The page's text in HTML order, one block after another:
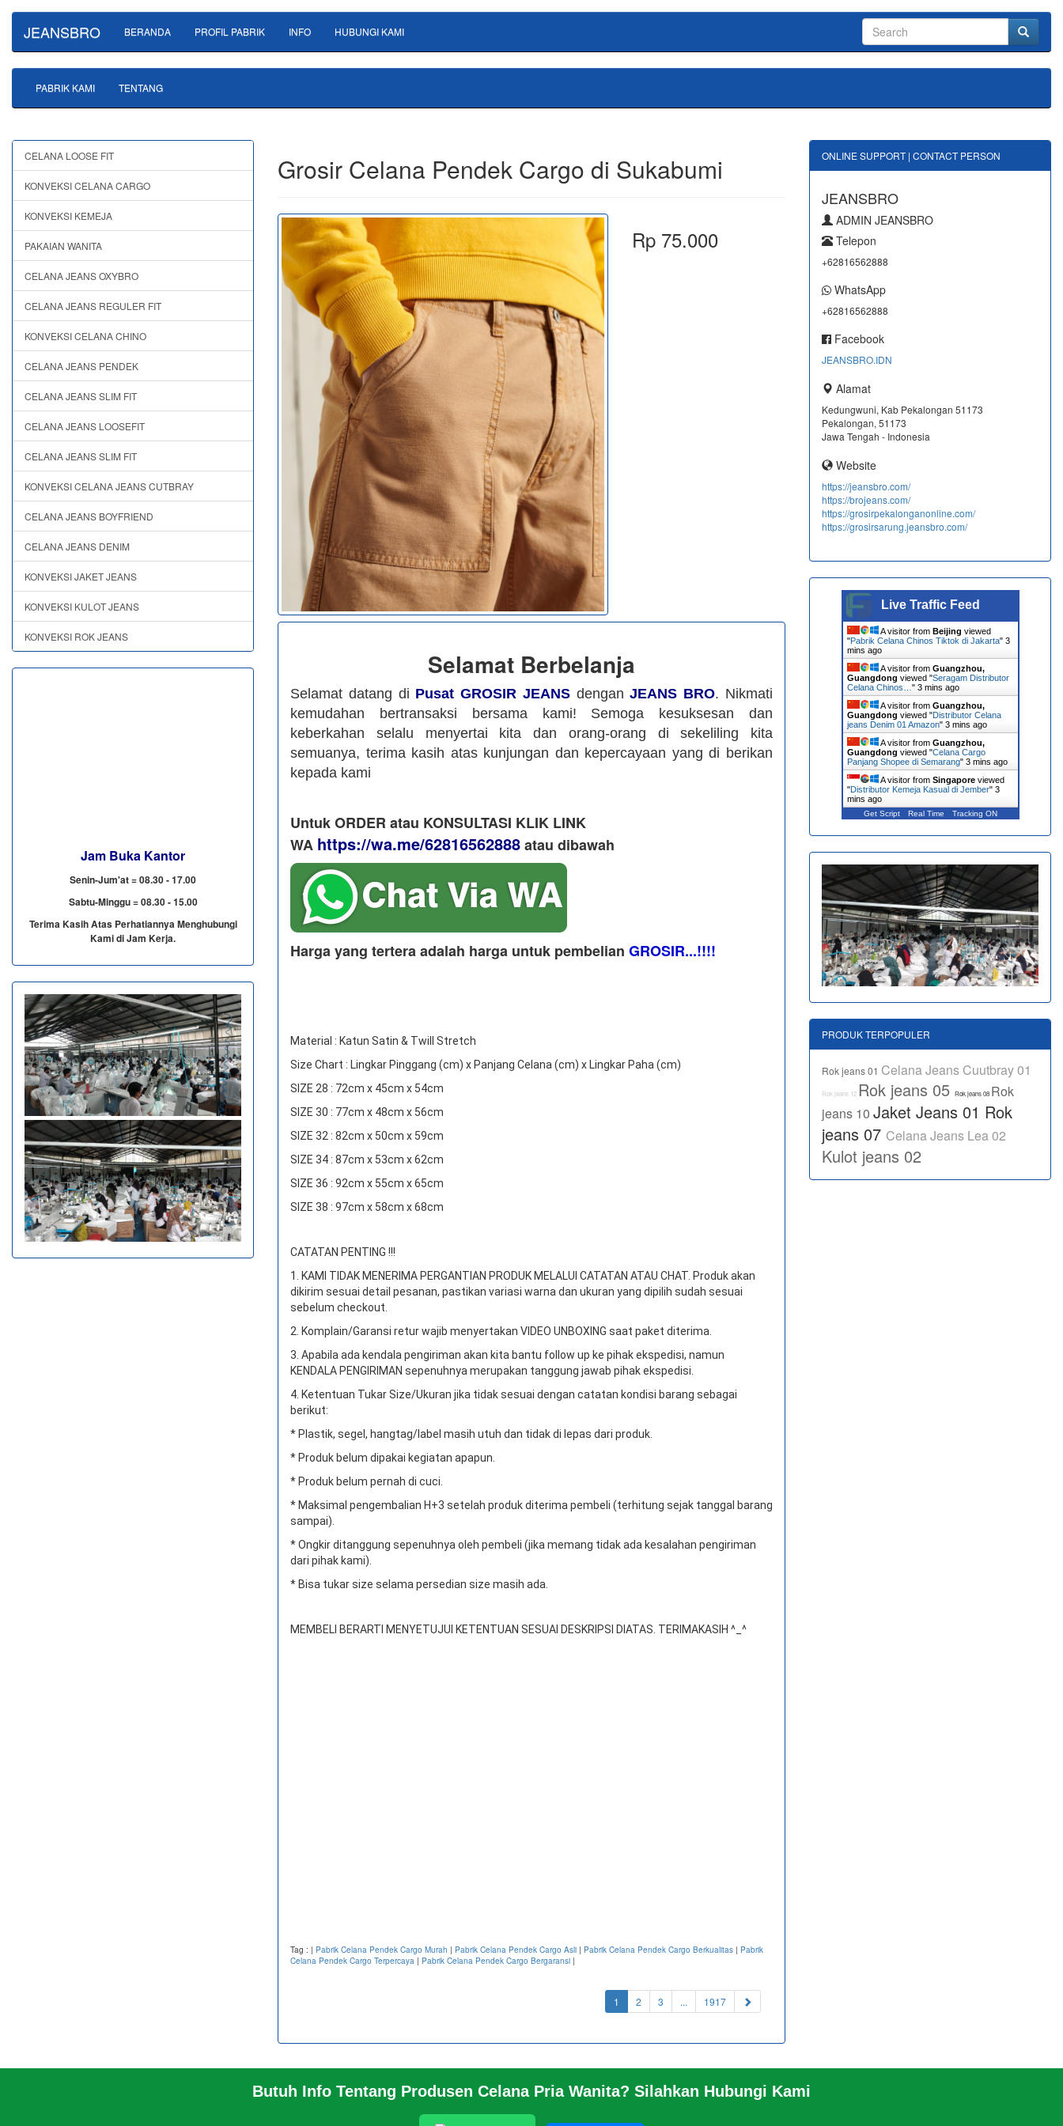
JEANSBRO BERANDA PROFIL PABRIK INFO HUBUNGI KAMI
PABRIK KAMI TENTANG
Grosir Celana Pendek Cargo di Sukabumi
Rp 75.000
Selamat Berbelanja
Selamat datang di Pusat GROSIR JEANSdenganJEANS BRO. Nikmati
kemudahan bertransaksi bersama kami! Semoga kesuksesan dan
keberkahan selalu menyertai kita dan orang-orang di sekeliling kita
semuanya, terima kasih atas kunjungan dan kepercayaan yang di berikan
kepada kami
Untuk ORDER atau KONSULTASI KLIK LINK
WA https://wa.me/62816562888​ atau dibawah
Harga yang tertera adalah harga untuk pembelian GROSIR...!!!!
Material : Katun Satin & Twill Stretch
Size Chart : Lingkar Pinggang (cm) x Panjang Celana (cm) x Lingkar Paha (cm)
SIZE 28 : 72cm x 45cm x 54cm
SIZE 30 : 77cm x 48cm x 56cm
SIZE 32 : 82cm x 50cm x 59cm
SIZE 34 : 87cm x 53cm x 62cm
SIZE 36 : 92cm x 55cm x 65cm
SIZE 38 : 97cm x 58cm x 68cm
CATATAN PENTING !!!
1. KAMI TIDAK MENERIMA PERGANTIAN PRODUK MELALUI CATATAN ATAU CHAT. Produk akan
dikirim sesuai detail pesanan, pastikan variasi warna dan ukuran yang dipilih sudah sesuai
sebelum checkout.
2. Komplain/Garansi retur wajib menyertakan VIDEO UNBOXING saat paket diterima.
3. Apabila ada kendala pengiriman akan kita bantu follow up ke pihak ekspedisi, namun
KENDALA PENGIRIMAN sepenuhnya merupakan tanggung jawab pihak ekspedisi.
4. Ketentuan Tukar Size/Ukuran jika tidak sesuai dengan catatan kondisi barang sebagai
berikut:
* Plastik, segel, hangtag/label masih utuh dan tidak di lepas dari produk.
* Produk belum dipakai kegiatan apapun.
* Produk belum pernah di cuci.
* Maksimal pengembalian H+3 setelah produk diterima pembeli (terhitung sejak tanggal barang
sampai).
* Ongkir ditanggung sepenuhnya oleh pembeli (jika memang tidak ada kesalahan pengiriman
dari pihak kami).
* Bisa tukar size selama persedian size masih ada.
MEMBELI BERARTI MENYETUJUI KETENTUAN SESUAI DESKRIPSI DIATAS. TERIMAKASIH ^_^
Tag : | Pabrik Celana Pendek Cargo Murah | Pabrik Celana Pendek Cargo Asli | Pabrik Celana Pendek Cargo Berkualitas | Pabrik
Celana Pendek Cargo Terpercaya | Pabrik Celana Pendek Cargo Bergaransi |
1 (current)
2 3 ... 1917
CELANA LOOSE FIT
KONVEKSI CELANA CARGO
KONVEKSI KEMEJA
PAKAIAN WANITA
CELANA JEANS OXYBRO
CELANA JEANS REGULER FIT
KONVEKSI CELANA CHINO
CELANA JEANS PENDEK
CELANA JEANS SLIM FIT
CELANA JEANS LOOSEFIT
CELANA JEANS SLIM FIT
KONVEKSI CELANA JEANS CUTBRAY
CELANA JEANS BOYFRIEND
CELANA JEANS DENIM
KONVEKSI JAKET JEANS
KONVEKSI KULOT JEANS
KONVEKSI ROK JEANS
Jam Buka Kantor
Senin-Jum'at = 08.30 - 17.00
Sabtu-Minggu = 08.30 - 15.00
Terima Kasih Atas Perhatiannya Menghubungi
Kami di Jam Kerja.
Butuh Info Tentang Produsen Celana Pria Wanita? Silahkan Hubungi Kami
ONLINE SUPPORT | CONTACT PERSON
JEANSBRO
ADMIN JEANSBRO
Telepon
+62816562888
WhatsApp
+62816562888
Facebook
JEANSBRO.IDN
Alamat
Kedungwuni, Kab Pekalongan 51173
Pekalongan, 51173
Jawa Tengah - Indonesia
Website
https://jeansbro.com/
https://brojeans.com/
https://grosirpekalonganonline.com/
https://grosirsarung.jeansbro.com/
Live Traffic Feed
A visitor from Beijing viewed
"Pabrik Celana Chinos Tiktok di Jakarta" 3
mins ago
A visitor from Guangzhou,
Guangdong viewed "Seragam Distributor
Celana Chinos… " 3 mins ago
A visitor from Guangzhou,
Guangdong viewed "Distributor Celana
jeans Denim 01 Amazon" 3 mins ago
A visitor from Guangzhou,
Guangdong viewed "Celana Cargo
Panjang Shopee di Semarang" 3 mins ago
A visitor from Singaporeviewed
"Distributor Kemeja Kasual di Jember" 3
mins ago
Get Script Real Time Tracking ON
PRODUK TERPOPULER
Rok jeans 01 Celana Jeans Cuutbray 01
Rok jeans 12 Rok jeans 05 Rok jeans 08 Rok
jeans 10 Jaket Jeans 01 Rok
jeans 07 Celana Jeans Lea 02
Kulot jeans 02
PABRIK KAMI
© 2026 https://www.jeansbro.com/JEANSBRO